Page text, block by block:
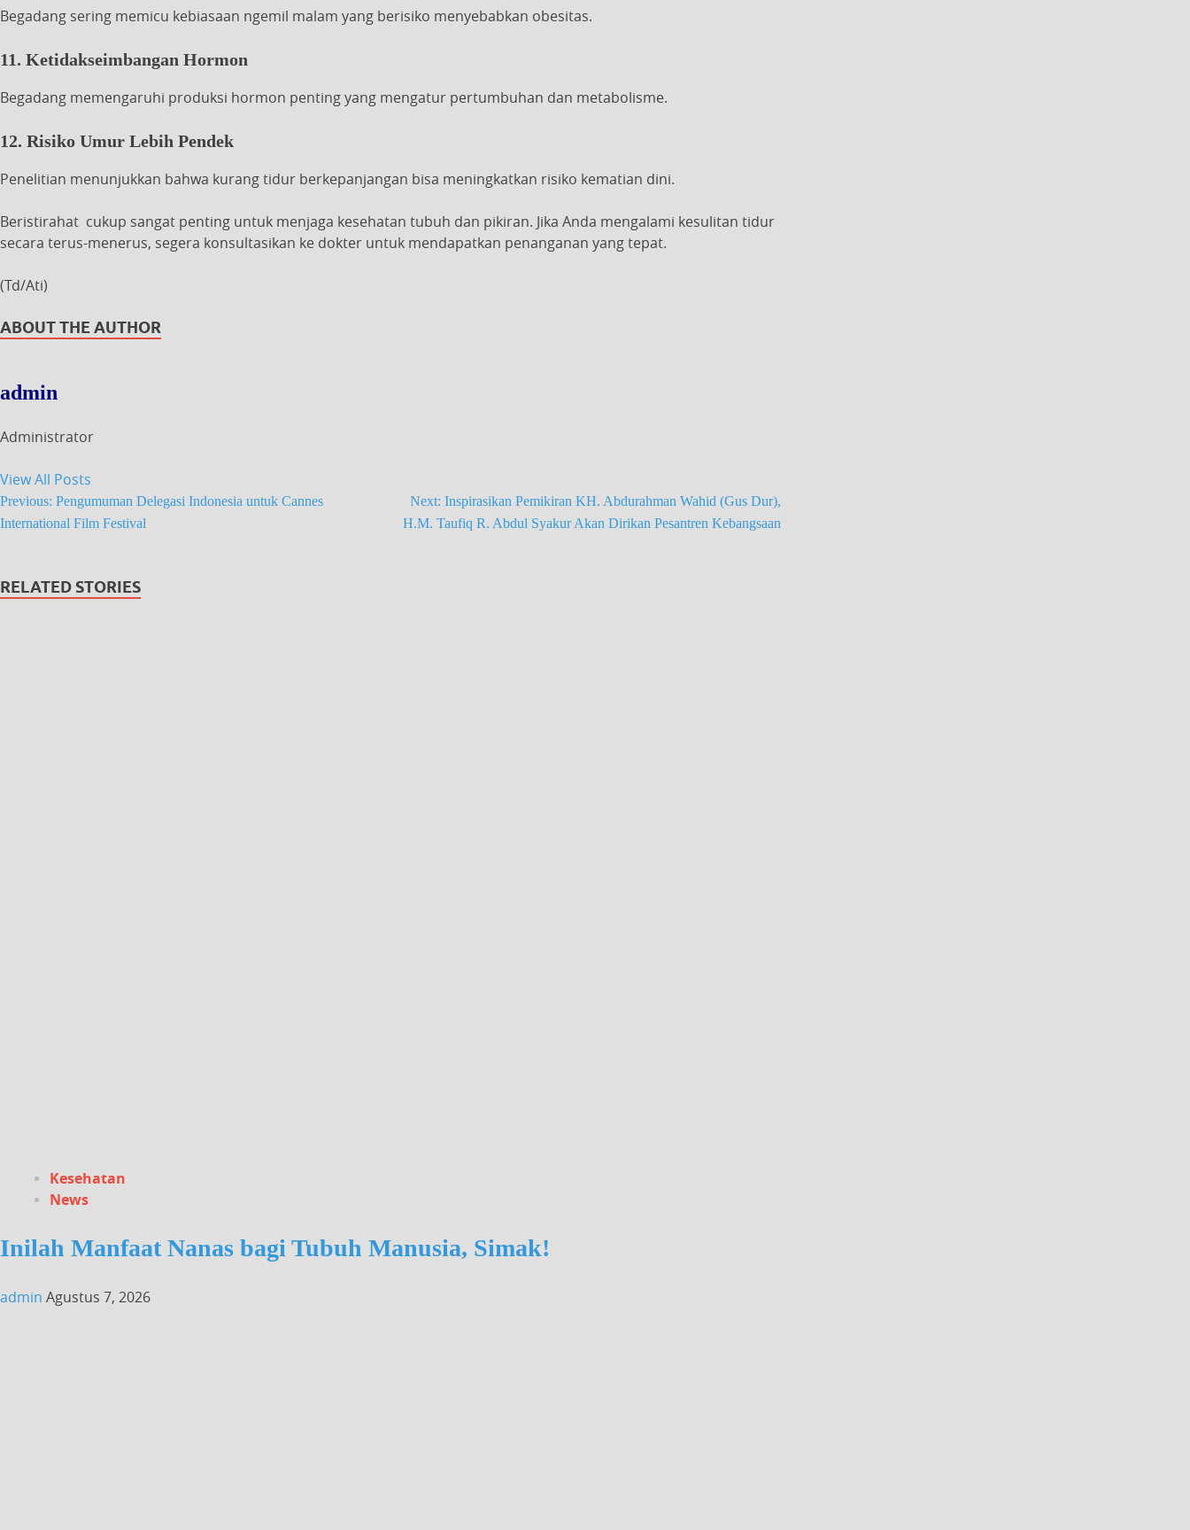
Begadang sering memicu kebiasaan ngemil malam yang berisiko menyebabkan obesitas.
11. Ketidakseimbangan Hormon
Begadang memengaruhi produksi hormon penting yang mengatur pertumbuhan dan metabolisme.
12. Risiko Umur Lebih Pendek
Penelitian menunjukkan bahwa kurang tidur berkepanjangan bisa meningkatkan risiko kematian dini.
Beristirahat cukup sangat penting untuk menjaga kesehatan tubuh dan pikiran. Jika Anda mengalami kesulitan tidur
secara terus-menerus, segera konsultasikan ke dokter untuk mendapatkan penanganan yang tepat.
(Td/Ati)
ABOUT THE AUTHOR
admin
Administrator
View All Posts
Previous: Pengumuman Delegasi Indonesia untuk Cannes
International Film Festival
Next: Inspirasikan Pemikiran KH. Abdurahman Wahid (Gus Dur),
H.M. Taufiq R. Abdul Syakur Akan Dirikan Pesantren Kebangsaan
RELATED STORIES
Kesehatan
News
Inilah Manfaat Nanas bagi Tubuh Manusia, Simak!
admin Agustus 7, 2026